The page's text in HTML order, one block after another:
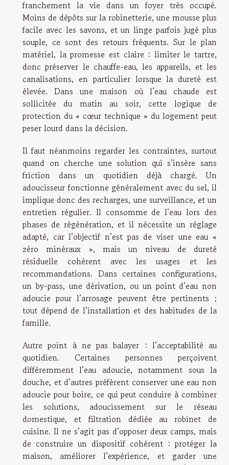
franchement la vie dans un foyer très occupé.
Moins de dépôts sur la robinetterie, une mousse plus
facile avec les savons, et un linge parfois jugé plus
souple, ce sont des retours fréquents. Sur le plan
matériel, la promesse est claire : limiter le tartre,
donc préserver le chauffe-eau, les appareils, et les
canalisations, en particulier lorsque la dureté est
élevée. Dans une maison où l’eau chaude est
sollicitée du matin au soir, cette logique de
protection du « cœur technique » du logement peut
peser lourd dans la décision.
Il faut néanmoins regarder les contraintes, surtout
quand on cherche une solution qui s’insère sans
friction dans un quotidien déjà chargé. Un
adoucisseur fonctionne généralement avec du sel, il
implique donc des recharges, une surveillance, et un
entretien régulier. Il consomme de l’eau lors des
phases de régénération, et il nécessite un réglage
adapté, car l’objectif n’est pas de viser une eau «
zéro minéraux », mais un niveau de dureté
résiduelle cohérent avec les usages et les
recommandations. Dans certaines configurations,
un by-pass, une dérivation, ou un point d’eau non
adoucie pour l’arrosage peuvent être pertinents ;
tout dépend de l’installation et des habitudes de la
famille.
Autre point à ne pas balayer : l’acceptabilité au
quotidien. Certaines personnes perçoivent
différemment l’eau adoucie, notamment sous la
douche, et d’autres préfèrent conserver une eau non
adoucie pour boire, ce qui peut conduire à combiner
les solutions, adoucissement sur le réseau
domestique, et filtration dédiée au robinet de
cuisine. Il ne s’agit pas d’opposer deux camps, mais
de construire un dispositif cohérent : protéger la
maison, améliorer l’expérience, et garder une